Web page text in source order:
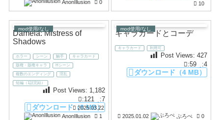
AnonIllusion
0
10
mod使用/なし
Dameia: Mistress of
Shadows
ホラー シーン 触手
キャラカード
版権・版権キャラ
Hシーン
複数のエンディング
淫乱
短編（1話完結）
Post Views: 1,182
:121
:7
2025.03.22
AnonIllusion
1
ダウンロード（8 MB）
mod使用/なし
キャラカードとコーデ
キャラカード 利用可
Post Views: 427
:59
:4
2025.01.02 ぷろぺ 0
ダウンロード（4 MB）